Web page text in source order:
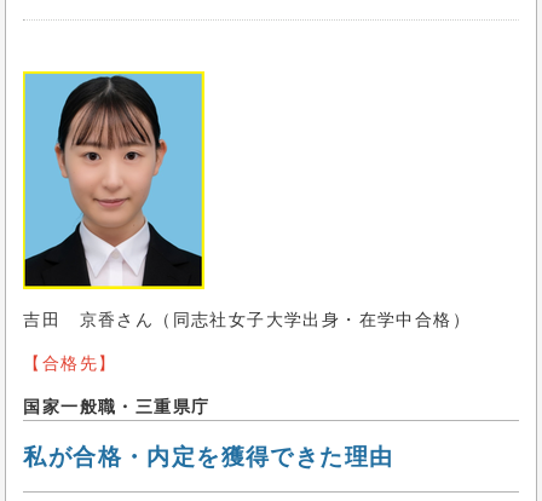
吉田 京香さん（同志社女子大学出身・在学中合格）
【合格先】
国家一般職・三重県庁
私が合格・内定を獲得できた理由